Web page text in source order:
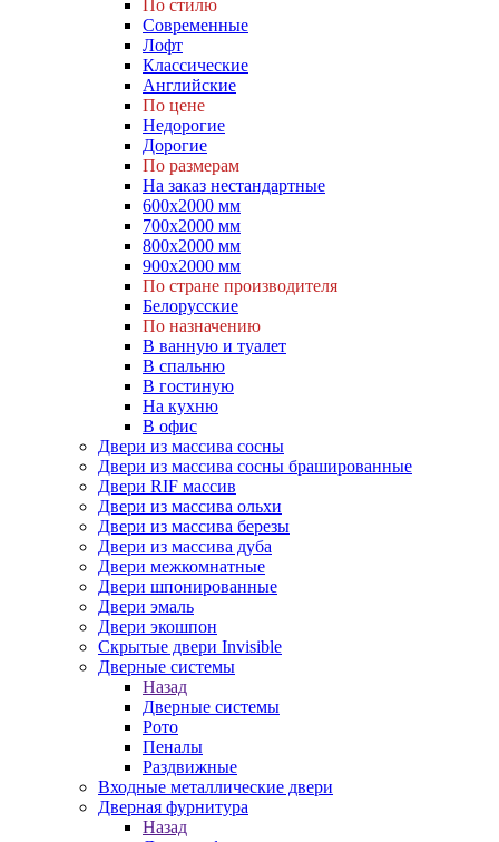
По стилю
Современные
Лофт
Классические
Английские
По цене
Недорогие
Дорогие
По размерам
На заказ нестандартные
600х2000 мм
700х2000 мм
800х2000 мм
900х2000 мм
По стране производителя
Белорусские
По назначению
В ванную и туалет
В спальню
В гостиную
На кухню
В офис
Двери из массива сосны
Двери из массива сосны брашированные
Двери RIF массив
Двери из массива ольхи
Двери из массива березы
Двери из массива дуба
Двери межкомнатные
Двери шпонированные
Двери эмаль
Двери экошпон
Скрытые двери Invisible
Дверные системы
Назад
Дверные системы
Рото
Пеналы
Раздвижные
Входные металлические двери
Дверная фурнитура
Назад